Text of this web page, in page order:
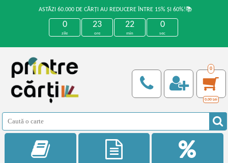
ASTĂZI 60.000 DE CĂRȚI AU REDUCERE ÎNTRE 15% ȘI 60%!📚
0
zile
23
ore
22
min
0
sec
0
0,00 Lei